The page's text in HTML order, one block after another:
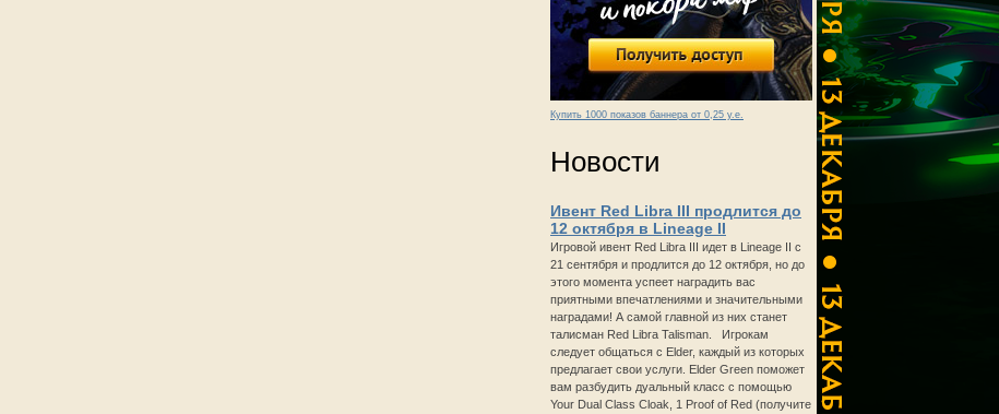
Купить 1000 показов баннера от 0,25 у.е.
Новости
Ивент Red Libra III продлится до
12 октября в Lineage II
Игровой ивент Red Libra III идет в Lineage II с
21 сентября и продлится до 12 октября, но до
этого момента успеет наградить вас
приятными впечатлениями и значительными
наградами! А самой главной из них станет
талисман Red Libra Talisman. Игрокам
следует общаться с Elder, каждый из которых
предлагает свои услуги. Elder Green поможет
вам разбудить дуальный класс с помощью
Your Dual Class Cloak, 1 Proof of Red (получите